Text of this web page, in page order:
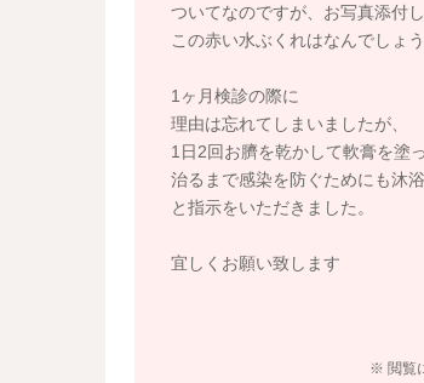
ついてなのですが、お写真添付し
この赤い水ぶくれはなんでしょ
1ヶ月検診の際に
理由は忘れてしまいましたが、
1日2回お臍を乾かして軟膏を塗
治るまで感染を防ぐためにも沐
と指示をいただきました。
宜しくお願い致します
※ 閲覧